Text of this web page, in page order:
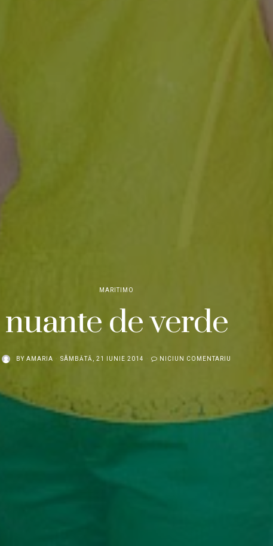
MARITIMO
nuante de verde
BY AMARIA SÂMBĂTĂ, 21 IUNIE 2014 NICIUN COMENTARIU